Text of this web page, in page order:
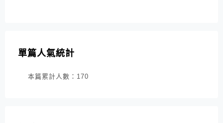
單篇人氣統計
本篇累計人數： 170